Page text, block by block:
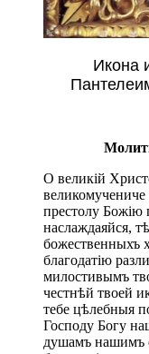
Икона
О великій
престолу Божію
наслаждаяйся,
божественныхъ
благодатію
милостивымъ
честнѣй твоей
тебе цѣлебныя
Господу Богу
душамъ нашимъ